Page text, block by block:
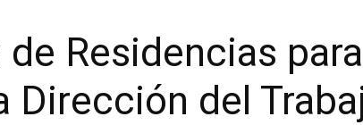
Residencias
Dirección del